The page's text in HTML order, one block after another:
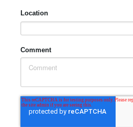
Location
Comment